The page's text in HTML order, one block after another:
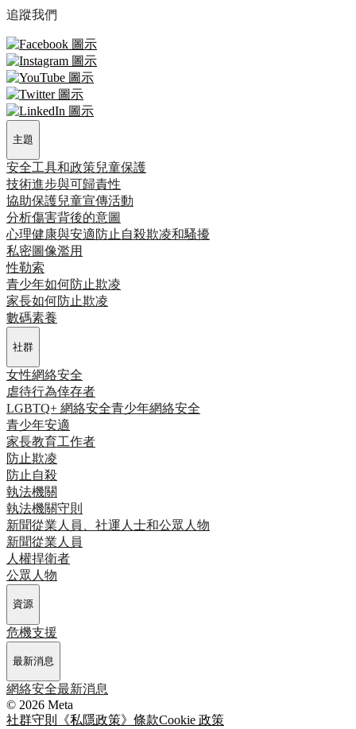
追蹤我們
主題
安全工具和政策兒童保護
技術進步與可歸責性
協助保護兒童宣傳活動
分析傷害背後的意圖
心理健康與安適 防止自殺欺凌和騷擾
私密圖像濫用
性勒索
青少年如何防止欺凌
家長如何防止欺凌
數碼素養
社群
女性網絡安全
虐待行為倖存者
LGBTQ+ 網絡安全青少年網絡安全
青少年安適
家長教育工作者
防止欺凌
防止自殺
執法機關
執法機關守則
新聞從業人員、社運人士和公眾人物
新聞從業人員
人權捍衛者
公眾人物
資源
危機支援
最新消息
網絡安全最新消息
© 2026 Meta
社群守則
《私隱政策》 條款Cookie 政策